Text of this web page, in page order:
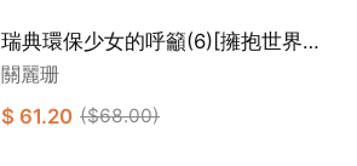
瑞典環保少女的呼籲(6)[擁抱世界正
能量]
關麗珊
$ 61.20 ($68.00)